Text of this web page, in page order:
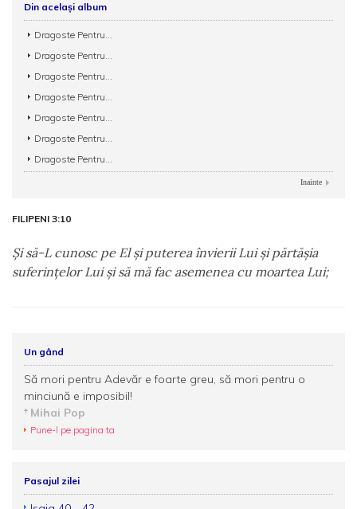
Din același album
Dragoste Pentru...
Dragoste Pentru...
Dragoste Pentru...
Dragoste Pentru...
Dragoste Pentru...
Dragoste Pentru...
Dragoste Pentru...
Inainte
FILIPENI 3:10
Şi să-L cunosc pe El şi puterea învierii Lui şi părtăşia
suferinţelor Lui şi să mă fac asemenea cu moartea Lui;
Un gând
Să mori pentru Adevăr e foarte greu, să mori pentru o
minciună e imposibil!
Mihai Pop
Pune-l pe pagina ta
Pasajul zilei